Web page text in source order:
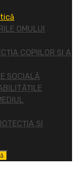
OMULUI
COPIILOR ȘI A
SOCIALĂ
ȘI